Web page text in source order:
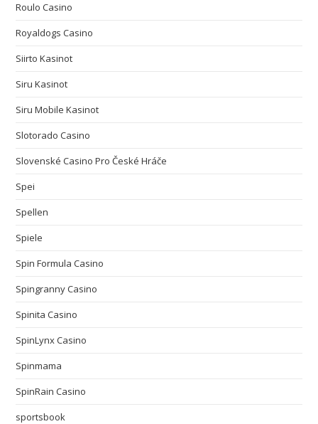
Roulo Casino
Royaldogs Casino
Siirto Kasinot
Siru Kasinot
Siru Mobile Kasinot
Slotorado Casino
Slovenské Casino Pro České Hráče
Spei
Spellen
Spiele
Spin Formula Casino
Spingranny Casino
Spinita Casino
SpinLynx Casino
Spinmama
SpinRain Casino
sportsbook